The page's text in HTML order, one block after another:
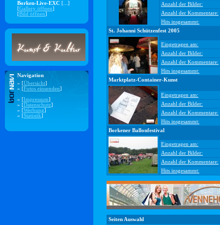
Borken-Live-EXC [...]
[Gallery öffnen]
[Bild öffnen]
Navigation
» [Übersicht]
» [Fotos einsenden]
» [Impressum]
» [Datenschutz]
» [Werbung]
» [Statistik]
Anzahl der Bilder:
Anzahl der Kommentare:
Hits insgesammt:
St. Johanni Schützenfest 2005
Eingetragen am:
Anzahl der Bilder:
Anzahl der Kommentare:
Hits insgesammt:
Marktplatz-Container-Kunst
Eingetragen am:
Anzahl der Bilder:
Anzahl der Kommentare:
Hits insgesammt:
Borkener Ballonfestival
Eingetragen am:
Anzahl der Bilder:
Anzahl der Kommentare:
Hits insgesammt:
Seiten Auswahl